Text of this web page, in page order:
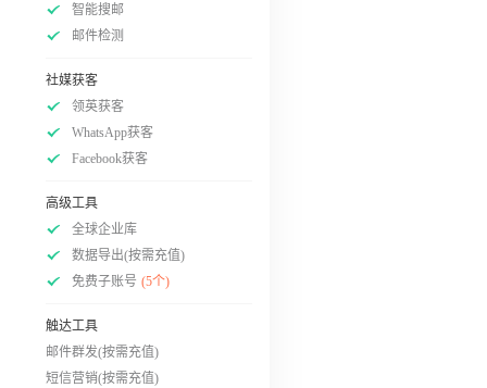
智能搜邮
邮件检测
社媒获客
领英获客
WhatsApp获客
Facebook获客
高级工具
全球企业库
数据导出(按需充值)
免费子账号 (5个)
触达工具
邮件群发(按需充值)
短信营销(按需充值)